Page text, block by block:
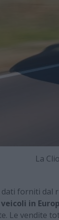
La
dati forniti dal
veicoli in
Le vendite